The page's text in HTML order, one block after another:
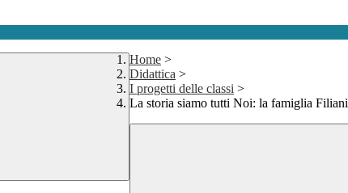
Home >
Didattica >
I progetti delle classi >
La storia siamo tutti Noi: la famiglia Filiani